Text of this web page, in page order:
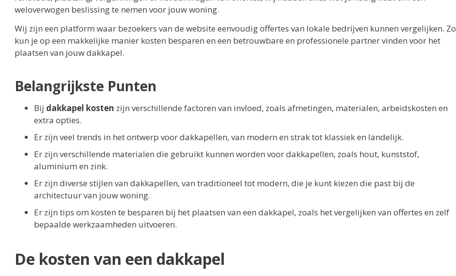
weloverwogen beslissing te nemen voor jouw woning.
Wij zijn een platform waar bezoekers van de website eenvoudig offertes van lokale bedrijven kunnen vergelijken. Zo
kun je op een makkelijke manier kosten besparen en een betrouwbare en professionele partner vinden voor het
plaatsen van jouw dakkapel.
Belangrijkste Punten
Bij dakkapel kosten zijn verschillende factoren van invloed, zoals afmetingen, materialen, arbeidskosten en
extra opties.
Er zijn veel trends in het ontwerp voor dakkapellen, van modern en strak tot klassiek en landelijk.
Er zijn verschillende materialen die gebruikt kunnen worden voor dakkapellen, zoals hout, kunststof,
aluminium en zink.
Er zijn diverse stijlen van dakkapellen, van traditioneel tot modern, die je kunt kiezen die past bij de
architectuur van jouw woning.
Er zijn tips om kosten te besparen bij het plaatsen van een dakkapel, zoals het vergelijken van offertes en zelf
bepaalde werkzaamheden uitvoeren.
De kosten van een dakkapel